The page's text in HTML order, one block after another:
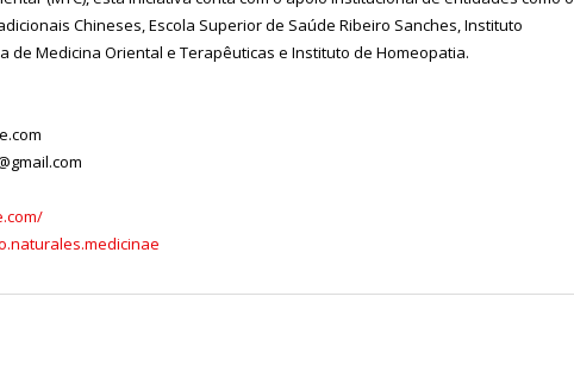
Chineses, Escola Superior de Saúde Ribeiro Sanches, Instituto
de Medicina Oriental e Terapêuticas e Instituto de Homeopatia.